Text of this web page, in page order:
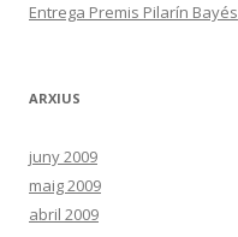
Entrega Premis Pilarín Bayés
ARXIUS
juny 2009
maig 2009
abril 2009